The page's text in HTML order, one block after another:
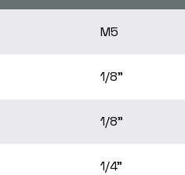
M5
1/8"
1/8"
1/4"